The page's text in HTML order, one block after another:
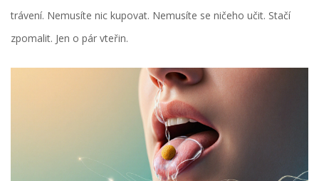
trávení. Nemusíte nic kupovat. Nemusíte se ničeho učit. Stačí
zpomalit. Jen o pár vteřin.